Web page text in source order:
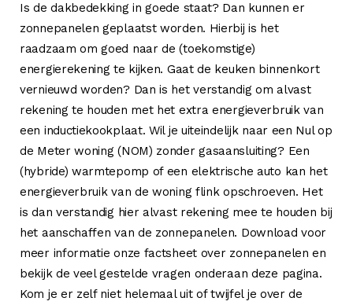
Is de dakbedekking in goede staat? Dan kunnen er
zonnepanelen geplaatst worden. Hierbij is het
raadzaam om goed naar de (toekomstige)
energierekening te kijken. Gaat de keuken binnenkort
vernieuwd worden? Dan is het verstandig om alvast
rekening te houden met het extra energieverbruik van
een inductiekookplaat. Wil je uiteindelijk naar een Nul op
de Meter woning (NOM) zonder gasaansluiting? Een
(hybride) warmtepomp of een elektrische auto kan het
energieverbruik van de woning flink opschroeven. Het
is dan verstandig hier alvast rekening mee te houden bij
het aanschaffen van de zonnepanelen. Download voor
meer informatie onze factsheet over zonnepanelen en
bekijk de veel gestelde vragen onderaan deze pagina.
Kom je er zelf niet helemaal uit of twijfel je over de